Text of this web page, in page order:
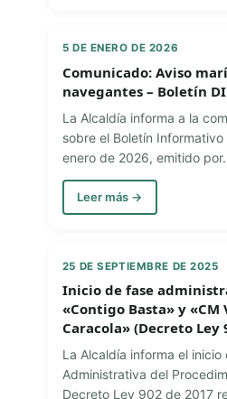
5 DE ENERO DE 2026
Comunicado: Aviso
navegantes – Boletín
La Alcaldía informa a la
sobre el Boletín
enero de 2026, emitido
Leer más →
25 DE SEPTIEMBRE DE 2025
Inicio de fase
«Contigo Basta» y «CM
Caracola» (Decreto Ley
La Alcaldía informa el inicio
Administrativa del
Decreto Ley 902 de 2017